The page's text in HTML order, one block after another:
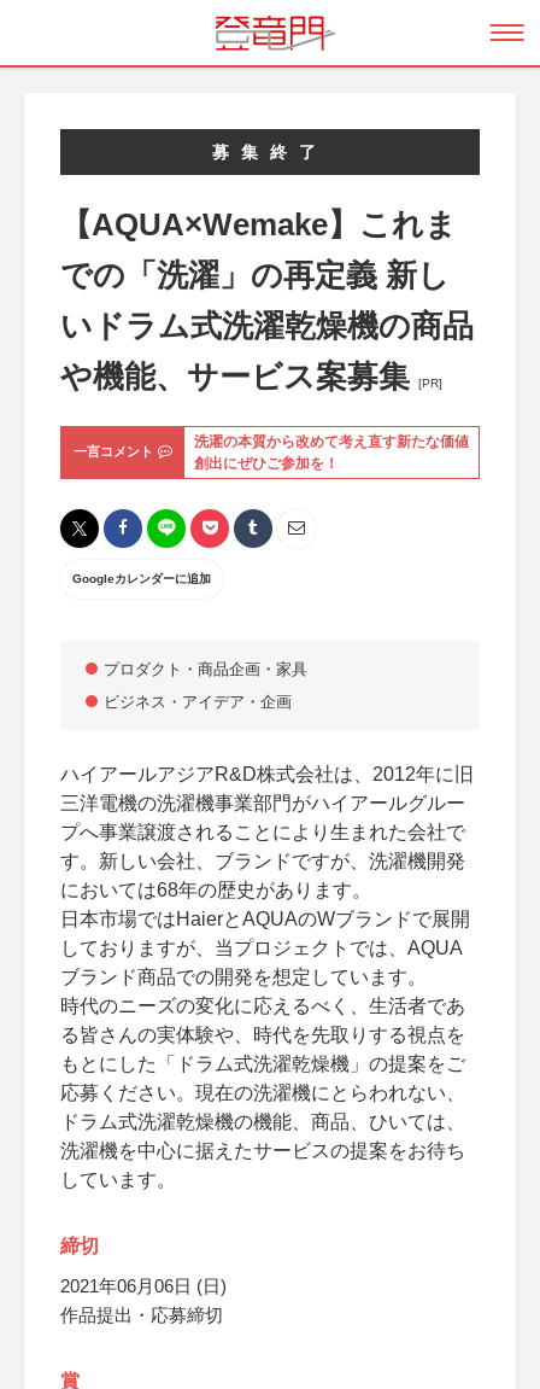
募集終了
【AQUA×Wemake】これま
での「洗濯」の再定義 新し
いドラム式洗濯乾燥機の商品
や機能、サービス案募集
[PR]
一言コメント
洗濯の本質から改めて考え直す新たな価値
創出にぜひご参加を！
Googleカレンダーに追加
プロダクト・商品企画・家具
ビジネス・アイデア・企画
ハイアールアジアR&D株式会社は、2012年に旧
三洋電機の洗濯機事業部門がハイアールグルー
プへ事業譲渡されることにより生まれた会社で
す。新しい会社、ブランドですが、洗濯機開発
においては68年の歴史があります。
日本市場ではHaierとAQUAのWブランドで展開
しておりますが、当プロジェクトでは、AQUA
ブランド商品での開発を想定しています。
時代のニーズの変化に応えるべく、生活者であ
る皆さんの実体験や、時代を先取りする視点を
もとにした「ドラム式洗濯乾燥機」の提案をご
応募ください。現在の洗濯機にとらわれない、
ドラム式洗濯乾燥機の機能、商品、ひいては、
洗濯機を中心に据えたサービスの提案をお待ち
しています。
締切
2021年06月06日 (日)
作品提出・応募締切
賞